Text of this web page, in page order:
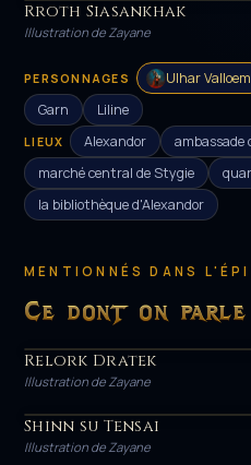
HÉROS
Rroth Siasankhak
Illustration de Zayane
PERSONNAGES Ulhar Valloem
Garn
Liline
LIEUX Alexandor
ambassade
marché central de Stygie
la bibliothèque d'Alexandor
MENTIONNÉS DANS
Ce dont on parle
HÉROS
Relork Dratek
Illustration de Zayane
HÉROS
Shinn su Tensai
Illustration de Zayane